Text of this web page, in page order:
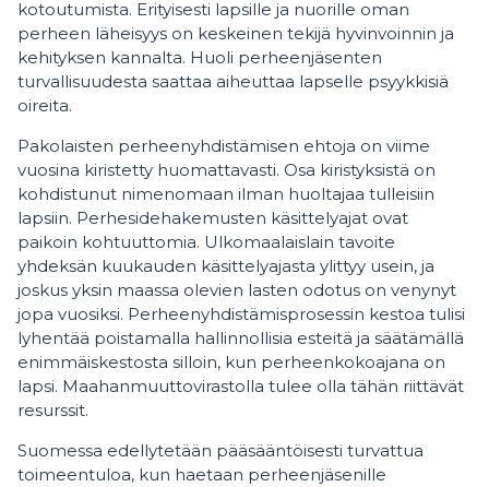
kotoutumista. Erityisesti lapsille ja nuorille oman
perheen läheisyys on keskeinen tekijä hyvinvoinnin ja
kehityksen kannalta. Huoli perheenjäsenten
turvallisuudesta saattaa aiheuttaa lapselle psyykkisiä
oireita.
Pakolaisten perheenyhdistämisen ehtoja on viime
vuosina kiristetty huomattavasti. Osa kiristyksistä on
kohdistunut nimenomaan ilman huoltajaa tulleisiin
lapsiin. Perhesidehakemusten käsittelyajat ovat
paikoin kohtuuttomia. Ulkomaalaislain tavoite
yhdeksän kuukauden käsittelyajasta ylittyy usein, ja
joskus yksin maassa olevien lasten odotus on venynyt
jopa vuosiksi. Perheenyhdistämisprosessin kestoa tulisi
lyhentää poistamalla hallinnollisia esteitä ja säätämällä
enimmäiskestosta silloin, kun perheenkokoajana on
lapsi. Maahanmuuttovirastolla tulee olla tähän riittävät
resurssit.
Suomessa edellytetään pääsääntöisesti turvattua
toimeentuloa, kun haetaan perheenjäsenille